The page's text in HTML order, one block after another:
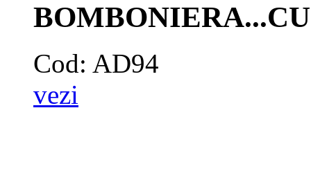
Cod: AD94
vezi